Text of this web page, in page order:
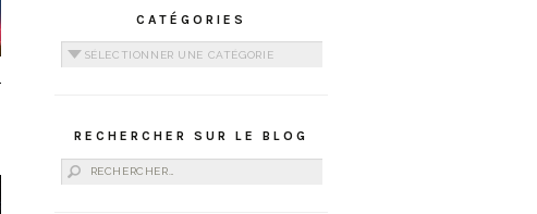
CATÉGORIES
Catégories
RECHERCHER SUR LE BLOG
Rechercher :